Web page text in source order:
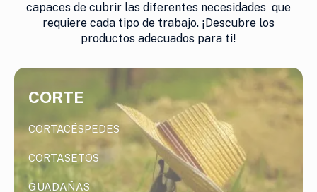
capaces de cubrir las diferentes necesidades que
requiere cada tipo de trabajo. ¡Descubre los
productos adecuados para ti!
CORTE
CORTACÉSPEDES
CORTASETOS
GUADAÑAS